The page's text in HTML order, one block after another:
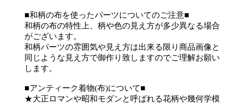
■和柄の布を使ったパーツについてのご注意■
和柄の布の特性上、柄や色の見え方が多少異なる場合
がございます。
和柄パーツの雰囲気や見え方は出来る限り商品画像と
同じような見え方で御作り致しますのでご理解お願い
します。
■アンティーク着物(布)について■
★大正ロマンや昭和モダンと呼ばれる花柄や幾何学模